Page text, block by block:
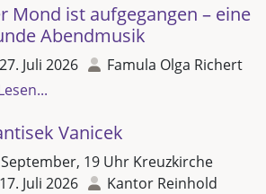
Mond ist aufgegangen – eine
Abendmusik
27. Juli 2026
Famula Olga Richert
Vanicek
19 Uhr Kreuzkirche
17. Juli 2026
Kantor Reinhold